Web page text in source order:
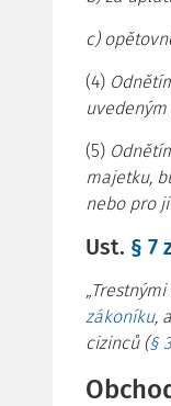
c)
(4)
(5)
majetku,
nebo pro
Ust. § 7
zákoníku,
cizinců (§